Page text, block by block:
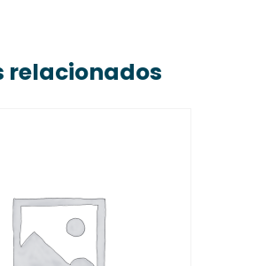
relacionados